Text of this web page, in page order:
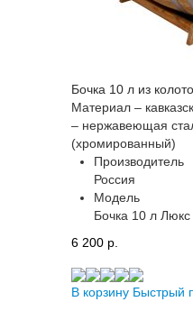
Бочка 10 л из
Материал –
– нержавеющая
(хромированный)
Производитель
Россия
Модель
Бочка 10 л
6 200 p.
В корзину Быстрый